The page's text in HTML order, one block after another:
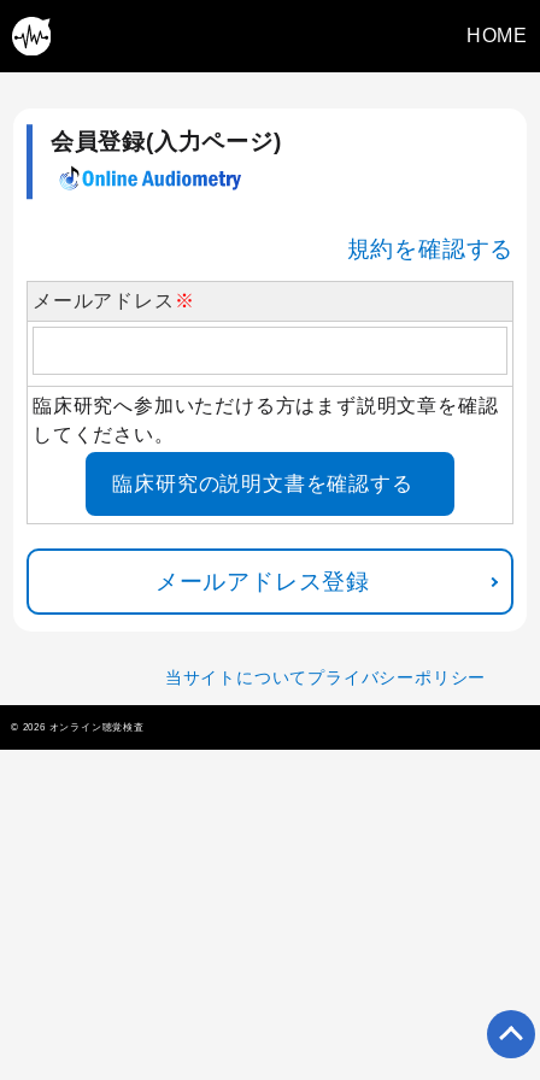
HOME
会員登録(入力ページ)
規約を確認する
メールアドレス ※
臨床研究へ参加いただける方はまず説明文章を確認
してください。
臨床研究の説明文書を確認する
メールアドレス登録
当サイトについてプライバシーポリシー
© 2026 オンライン聴覚検査